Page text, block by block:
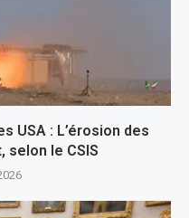
USA : L’érosion des
selon le CSIS